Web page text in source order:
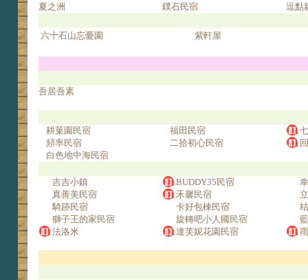
夏之洲
鏷石民宿
逗點
六十石山忘憂園 紫軒屋
吾居吾素
耕菓園民宿
頻率民宿
白色地中海民宿
福田民宿
二拾初心民宿
吉吉小鎮
真善美民宿
騎跡民宿
獅子王的家民宿
法洛米
BUDDY35民宿
禾馨民宿
卡好包棟民宿
旋轉吧小人國民宿
達芙妮花園民宿